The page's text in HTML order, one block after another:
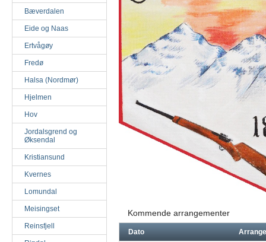
Bæverdalen
Eide og Naas
Ertvågøy
Fredø
Halsa (Nordmør)
Hjelmen
Hov
Jordalsgrend og
Øksendal
Kristiansund
Kvernes
Lomundal
Meisingset
Reinsfjell
Kommende arrangementer
Dato